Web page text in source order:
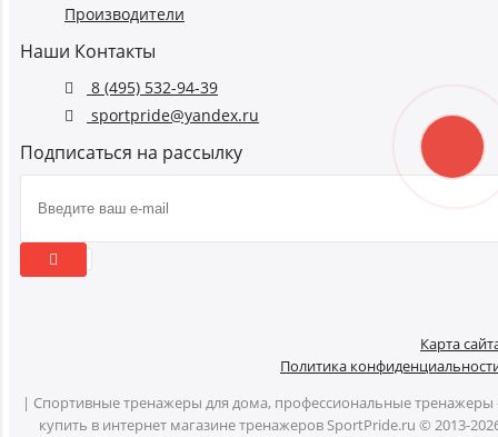
Производители
Наши Контакты
8 (495) 532-94-39
sportpride@yandex.ru
Подписаться на рассылку
Карта
Политика
| Спортивные тренажеры для дома, профессиональные тренажеры
купить в интернет магазине тренажеров SportPride.ru © 2013-